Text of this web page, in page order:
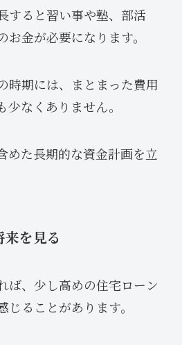
すると習い事や塾、部活
金が必要になります。
時期には、まとまった費用
なくありません。
めた長期的な資金計画を立
を見る
ば、少し高めの住宅ローン
ることがあります。